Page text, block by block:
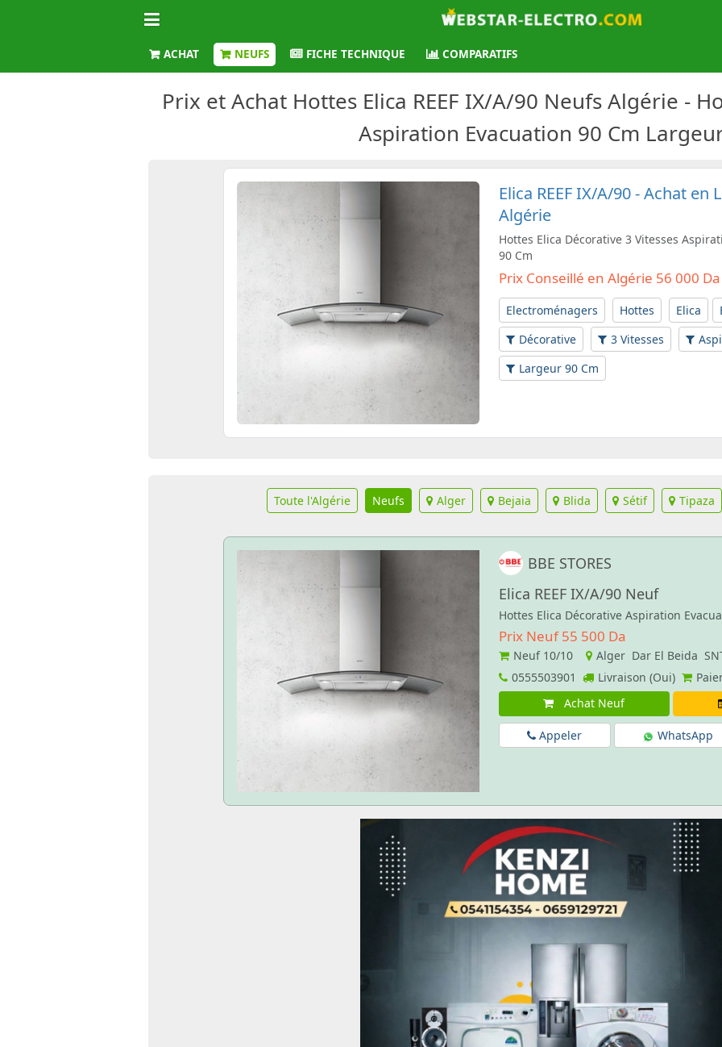
ACHAT NEUFS FICHE TECHNIQUE COMPARATIFS
Prix et Achat Hottes Elica REEF IX/A/90 Neufs Algérie -
Aspiration Evacuation 90 Cm
Elica REEF IX/A/90 - Achat en
Algérie
Hottes Elica Décorative 3 Vitesses
90 Cm
Prix Conseillé en Algérie 56 000 Da
Electroménagers Hottes Elica
Décorative
3 Vitesses
Largeur 90 Cm
Toute l'Algérie Neufs Alger Bejaia Blida Sétif Tipaza
BBE STORES
Elica REEF IX/A/90 Neuf
Hottes Elica Décorative Aspiration
Prix Neuf 55 500 Da
Neuf 10/10
Alger Dar El Beida
0555503901
Livraison (Oui)
Achat Neuf
Appeler WhatsApp